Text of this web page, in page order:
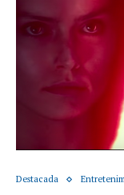
Destacada